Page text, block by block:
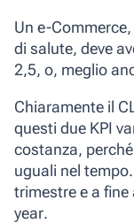
Un e-
di salute, deve
2,5, o, meglio
Chiaramente il
questi due KPI
costanza,
uguali nel
trimestre e a
year.